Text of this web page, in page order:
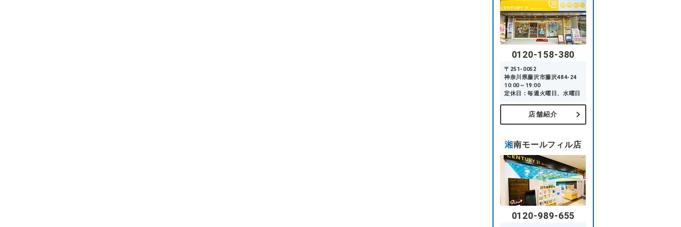
0120-158-380
〒251-0052
神奈川県藤沢市藤沢484-24
10:00～19:00
定休日：毎週火曜日、水曜日
店舗紹介
湘南モールフィル店
0120-989-655